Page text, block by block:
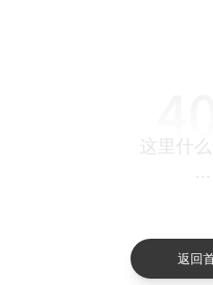
这里什
...
返回